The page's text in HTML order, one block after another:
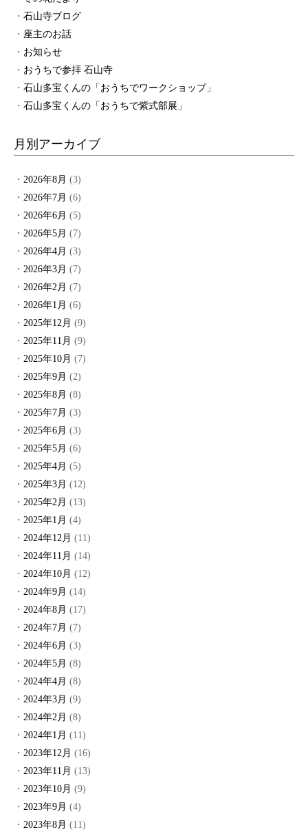
石山寺ブログ
座主のお話
お知らせ
おうちで参拝 石山寺
石山多宝くんの「おうちでワークショップ」
石山多宝くんの「おうちで紫式部展」
月別アーカイブ
2026年8月 (3)
2026年7月 (6)
2026年6月 (5)
2026年5月 (7)
2026年4月 (3)
2026年3月 (7)
2026年2月 (7)
2026年1月 (6)
2025年12月 (9)
2025年11月 (9)
2025年10月 (7)
2025年9月 (2)
2025年8月 (8)
2025年7月 (3)
2025年6月 (3)
2025年5月 (6)
2025年4月 (5)
2025年3月 (12)
2025年2月 (13)
2025年1月 (4)
2024年12月 (11)
2024年11月 (14)
2024年10月 (12)
2024年9月 (14)
2024年8月 (17)
2024年7月 (7)
2024年6月 (3)
2024年5月 (8)
2024年4月 (8)
2024年3月 (9)
2024年2月 (8)
2024年1月 (11)
2023年12月 (16)
2023年11月 (13)
2023年10月 (9)
2023年9月 (4)
2023年8月 (11)